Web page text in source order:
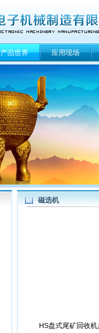
产品世界 应用现场
磁选机
HS盘式尾矿回收机